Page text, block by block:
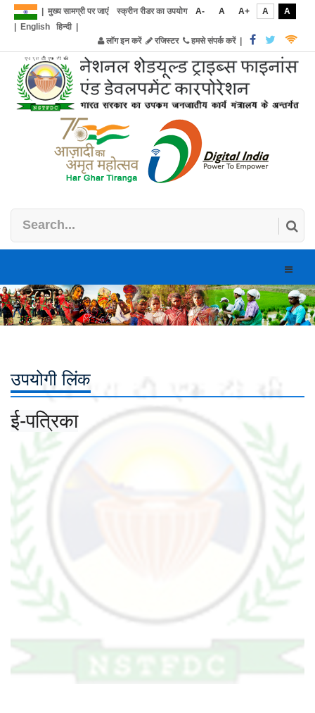
मुख्य सामग्री पर जाएं स्क्रीन रीडर का उपयोग A- A A+ A
A
English हिन्दी|
लॉग इन करें
रजिस्टर हमसे संपर्क करें|
Toggle
उपयोगी लिंक
ई-पत्रिका